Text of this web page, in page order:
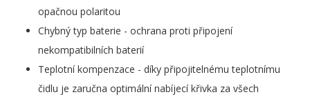
opačnou polaritou
Chybný typ baterie - ochrana proti připojení
nekompatibilních baterií
Teplotní kompenzace - díky připojitelnému teplotnímu
čidlu je zaručna optimální nabíjecí křivka za všech